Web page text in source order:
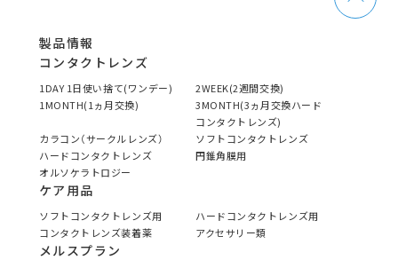
製品情報
コンタクトレンズ
1DAY 1日使い捨て(ワンデー)
2WEEK(2週間交換)
1MONTH(1ヵ月交換)
3MONTH(3ヵ月交換ハード
コンタクトレンズ)
カラコン（サークルレンズ）
ソフトコンタクトレンズ
ハードコンタクトレンズ
円錐角膜用
オルソケラトロジー
ケア用品
ソフトコンタクトレンズ用
ハードコンタクトレンズ用
コンタクトレンズ装着薬
アクセサリー類
メルスプラン